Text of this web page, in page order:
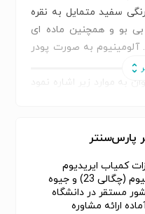
سفید متمایل به نقره
بو و همچنین ماده ای
به صورت پودر
به موارد زیر اشاره نمود
کاربردهای اختصاصی
آتش زا کاربرد دارد ،
که در اتومبیل ها به کار
پارس‌سنتر
کمیاب ایریدیوم
(چگالی 23)، اسمیوم (چگالی 23) و جیوه
مستقر در دانشگاه
ارائه مشاوره